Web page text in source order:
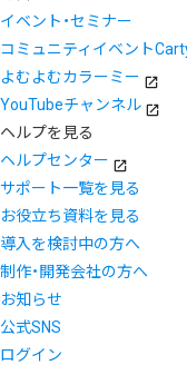
イベント・セミナー
コミュニティイベント
よむよむカラーミー
YouTubeチャンネル
ヘルプを見る
ヘルプセンター
サポート一覧を見る
お役立ち資料を見る
導入を検討中の方へ
制作・開発会社の方へ
お知らせ
公式SNS
ログイン